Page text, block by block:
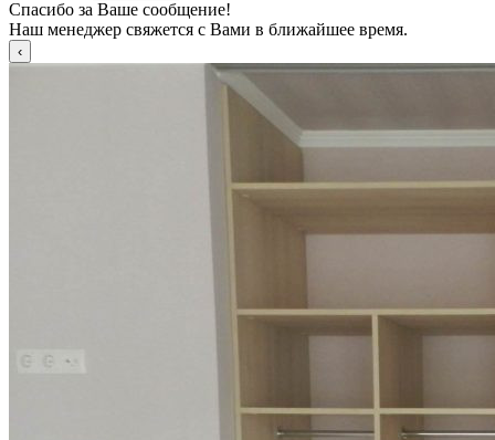
Спасибо за Ваше сообщение!
Наш менеджер свяжется с Вами в ближайшее время.